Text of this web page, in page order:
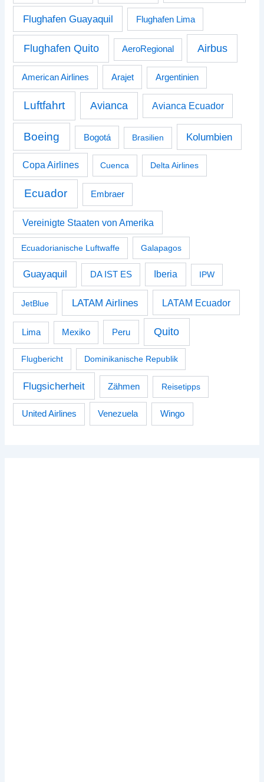
Flughafen Guayaquil Flughafen Lima
Flughafen Quito AeroRegional Airbus
American Airlines Arajet Argentinien
Luftfahrt Avianca Avianca Ecuador
Boeing Bogotá Brasilien Kolumbien
Copa Airlines Cuenca Delta Airlines
Ecuador Embraer
Vereinigte Staaten von Amerika
Ecuadorianische Luftwaffe Galapagos
Guayaquil DA IST ES Iberia IPW
JetBlue LATAM Airlines LATAM Ecuador
Lima Mexiko Peru Quito
Flugbericht Dominikanische Republik
Flugsicherheit Zähmen Reisetipps
United Airlines Venezuela Wingo